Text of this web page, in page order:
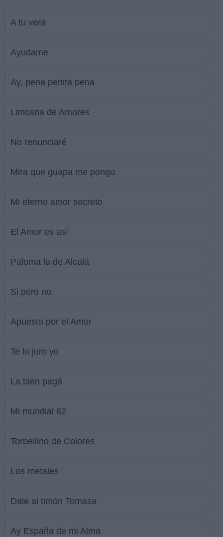
A tu vera
Ayudame
Ay, pena penita pena
Limosna de Amores
No renunciaré
Mira que guapa me pongo
Mi eterno amor secreto
El Amor es así
Paloma la de Alcalá
Si pero no
Apuesta por el Amor
Te lo juro yo
La bien pagá
Mi mundial 82
Torbellino de Colores
Los metales
Dale al timón Tomasa
Ay España de mi Alma